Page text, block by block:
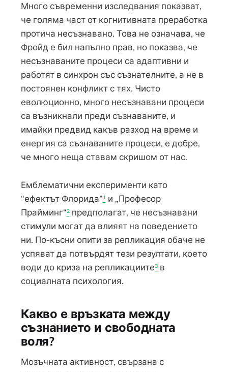
Много съвременни изследвания показват,
че голяма част от когнитивната преработка
протича несъзнавано. Това не означава, че
Фройд е бил напълно прав, но показва, че
несъзнаваните процеси са адаптивни и
работят в синхрон със съзнателните, а не в
постоянен конфликт с тях. Чисто
еволюционно, много несъзнавани процеси
са възникнали преди съзнаваните, и
имайки предвид какъв разход на време и
енергия са съзнаваните процеси, е добре,
че много неща ставам скришом от нас.
Емблематични експерименти като
“ефектът Флорида”¹и „Професор
Прайминг“²предполагат, че несъзнавани
стимули могат да влияят на поведението
ни. По-късни опити за репликация обаче не
успяват да потвърдят тези резултати, което
води до криза на репликациите³в
социалната психология.
Какво е връзката между
съзнанието и свободната
воля?
Мозъчната активност, свързана с